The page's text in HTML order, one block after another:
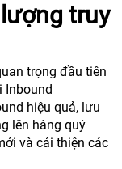
truy
trọng đầu tiên
Inbound
hiệu quả, lưu
lên hàng quý
và cải thiện các